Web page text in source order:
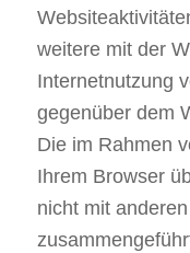
weitere mit der
Internetnutzung
gegenüber dem
Die im Rahmen
Ihrem Browser
nicht mit